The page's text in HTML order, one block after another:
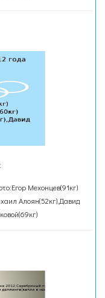
Мехонцев(91кг)
Алоян(52кг),Давид